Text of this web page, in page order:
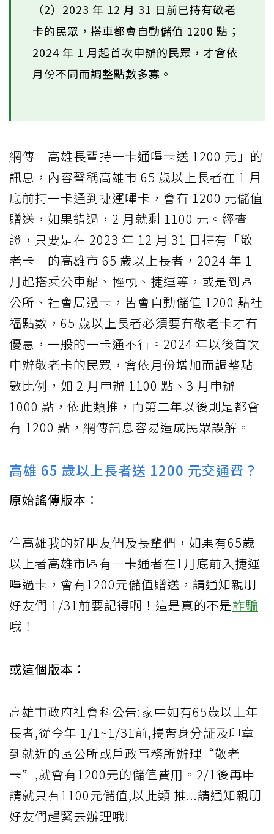
（2）2023 年 12 月 31 日前已持有敬老
卡的民眾，搭車都會自動儲值 1200 點；
2024 年 1 月起首次申辦的民眾，才會依
月份不同而調整點數多寡。
網傳「高雄長輩持一卡通嗶卡送 1200 元」的
訊息，內容聲稱高雄市 65 歲以上長者在 1 月
底前持一卡通到捷運嗶卡，會有 1200 元儲值
贈送，如果錯過，2 月就剩 1100 元。經查
證，只要是在 2023 年 12 月 31 日持有「敬
老卡」的高雄市 65 歲以上長者，2024 年 1
月起搭乘公車船、輕軌、捷運等，或是到區
公所、社會局過卡，皆會自動儲值 1200 點社
福點數，65 歲以上長者必須要有敬老卡才有
優惠，一般的一卡通不行。2024 年以後首次
申辦敬老卡的民眾，會依月份增加而調整點
數比例，如 2 月申辦 1100 點、3 月申辦
1000 點，依此類推，而第二年以後則是都會
有 1200 點，網傳訊息容易造成民眾誤解。
高雄 65 歲以上長者送 1200 元交通費？
原始謠傳版本：
住高雄我的好朋友們及長輩們，如果有65歲
以上者高雄市區有一卡通者在1月底前入捷運
嗶過卡，會有1200元儲值贈送，請通知親朋
好友們 1/31前要記得啊！這是真的不是詐騙
哦！
或這個版本：
高雄市政府社會科公告:家中如有65歲以上年
長者,從今年 1/1~1/31前,攜帶身分証及印章
到就近的區公所或戶政事務所辦理“敬老
卡”,就會有1200元的儲值費用。2/1後再申
請就只有1100元儲值,以此類 推...請通知親朋
好友們趕緊去辦理哦!